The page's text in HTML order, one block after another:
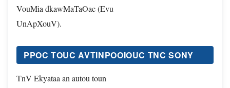
VouMia dkawMaTaOac (Evu
UnApXouV).
PPOC TOUC AVTINPOOIOUC TNC SONY
TnV Ekyataa an autou toun